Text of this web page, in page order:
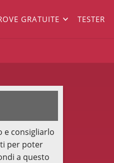
GRATUITE TESTER
e consigliarlo
per poter
a questo